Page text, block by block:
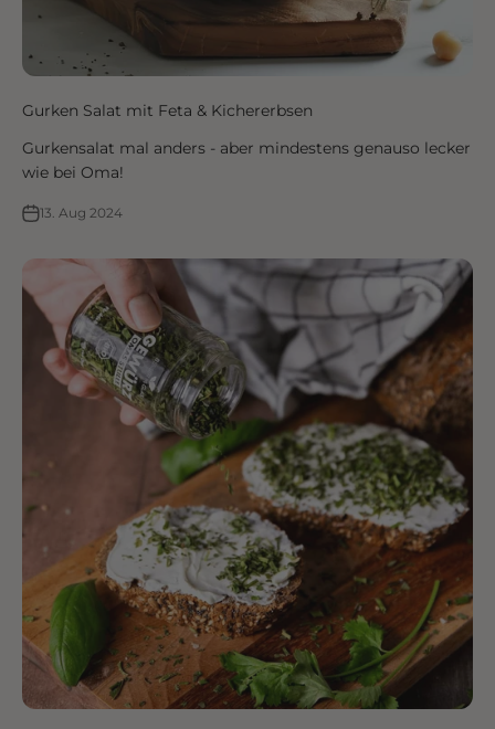
Gurken Salat mit Feta & Kichererbsen
Gurkensalat mal anders - aber mindestens genauso lecker
wie bei Oma!
13. Aug 2024